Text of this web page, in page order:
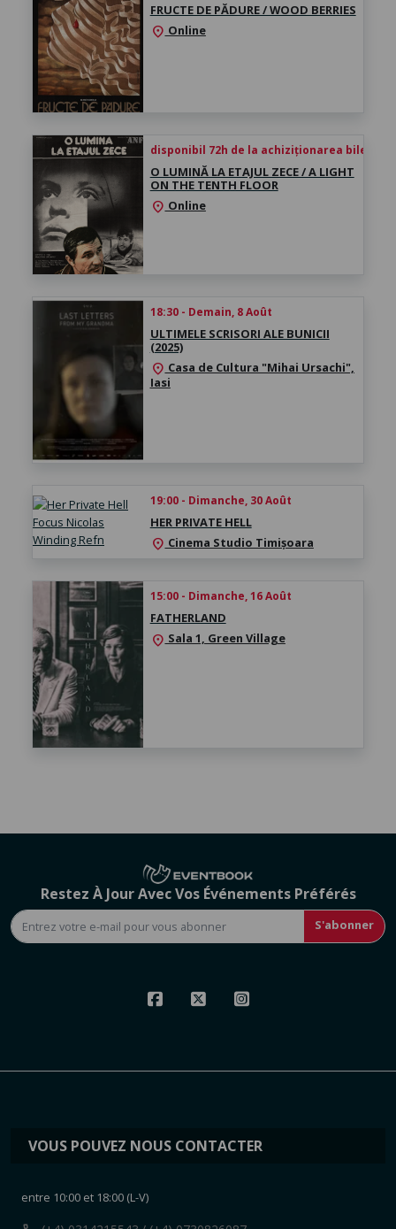
FRUCTE DE PĂDURE / WOOD BERRIES
location_on Online
disponibil 72h de la achiziționarea biletului
O LUMINĂ LA ETAJUL ZECE / A LIGHT
ON THE TENTH FLOOR
location_on Online
18:30 - Demain, 8 Août
ULTIMELE SCRISORI ALE BUNICII
(2025)
location_on Casa de Cultura "Mihai Ursachi",
Iasi
19:00 - Dimanche, 30 Août
HER PRIVATE HELL
location_on Cinema Studio Timișoara
15:00 - Dimanche, 16 Août
FATHERLAND
location_on Sala 1, Green Village
Restez À Jour Avec Vos Événements Préférés
S'abonner
VOUS POUVEZ NOUS CONTACTER
entre 10:00 et 18:00 (L-V)